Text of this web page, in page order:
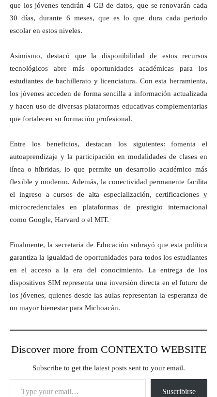
que los jóvenes tendrán 4 GB de datos, que se renovarán cada
30 días, durante 6 meses, que es lo que dura cada periodo
escolar en estos niveles.
Asimismo, destacó que la disponibilidad de estos recursos
tecnológicos abre más oportunidades académicas para los
estudiantes de bachillerato y licenciatura. Con esta herramienta,
los jóvenes acceden de forma sencilla a información actualizada
y hacen uso de diversas plataformas educativas complementarias
que fortalecen su formación profesional.
Entre los beneficios, destacan los siguientes: fomenta el
autoaprendizaje y la participación en modalidades de clases en
línea o híbridas, lo que permite un desarrollo académico más
flexible y moderno. Además, la conectividad permanente facilita
el ingreso a cursos de alta especialización, certificaciones y
microcredenciales en plataformas de prestigio internacional
como Google, Harvard o el MIT.
Finalmente, la secretaria de Educación subrayó que esta política
garantiza la igualdad de oportunidades para todos los estudiantes
en el acceso a la era del conocimiento. La entrega de los
dispositivos SIM representa una inversión directa en el futuro de
los jóvenes, quienes desde las aulas representan la esperanza de
un mayor bienestar para Michoacán.
Discover more from CONTEXTO WEBSITE
Subscribe to get the latest posts sent to your email.
Type your email…
Suscribirse